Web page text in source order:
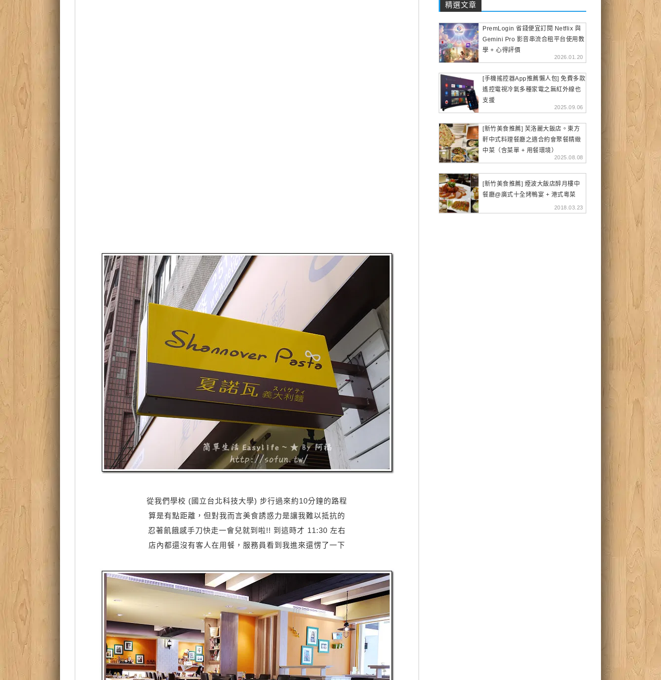
從我們學校 (國立台北科技大學) 步行過來約10分鐘的路程
算是有點距離，但對我而言美食誘惑力是讓我難以抵抗的
忍著飢餓感手刀快走一會兒就到啦!! 到這時才 11:30 左右
店內都還沒有客人在用餐，服務員看到我進來還愣了一下
精選文章
PremLogin 省錢便宜訂閱 Netflix 與
Gemini Pro 影音串流合租平台使用教
學 + 心得評價
2026.01.20
[手機搖控器App推薦懶人包] 免費多款
遙控電視冷氣多種家電之無紅外線也
支援
2025.09.06
[新竹美食推薦] 芙洛麗大飯店。東方
軒中式料理餐廳之適合約會聚餐精緻
中菜（含菜單 + 用餐環境）
2025.08.08
[新竹美食推薦] 煙波大飯店醉月樓中
餐廳@廣式十全烤鴨宴 + 港式粵菜
2018.03.23